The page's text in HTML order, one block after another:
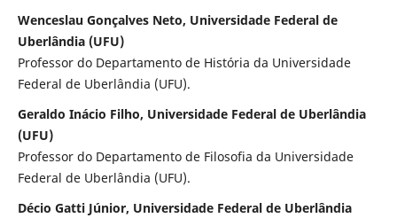
Wenceslau Gonçalves Neto, Universidade Federal de
Uberlândia (UFU)
Professor do Departamento de História da Universidade
Federal de Uberlândia (UFU).
Geraldo Inácio Filho, Universidade Federal de Uberlândia
(UFU)
Professor do Departamento de Filosofia da Universidade
Federal de Uberlândia (UFU).
Décio Gatti Júnior, Universidade Federal de Uberlândia